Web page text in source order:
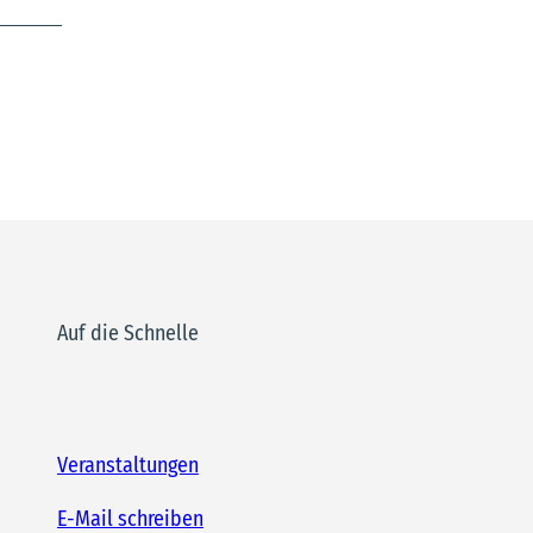
Auf die Schnelle
Veranstaltungen
E-Mail schreiben